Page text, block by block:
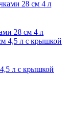
28 см 4 л
л с крышкой